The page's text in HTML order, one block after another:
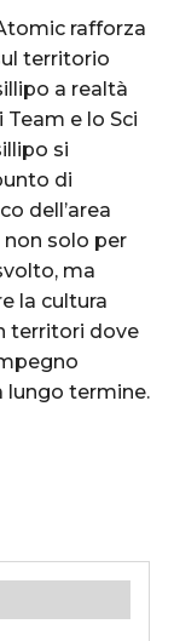
rafforza
territorio
a realtà
e lo Sci
si
di
dell’area
solo per
ma
la cultura
territori dove
lungo termine.